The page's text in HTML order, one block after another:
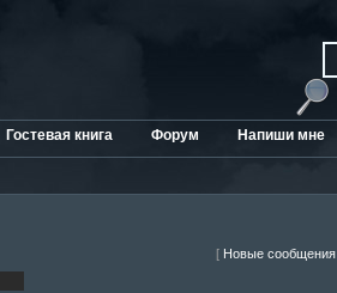
Гостевая книга Форум Напиши мне
[ Новые сообщения